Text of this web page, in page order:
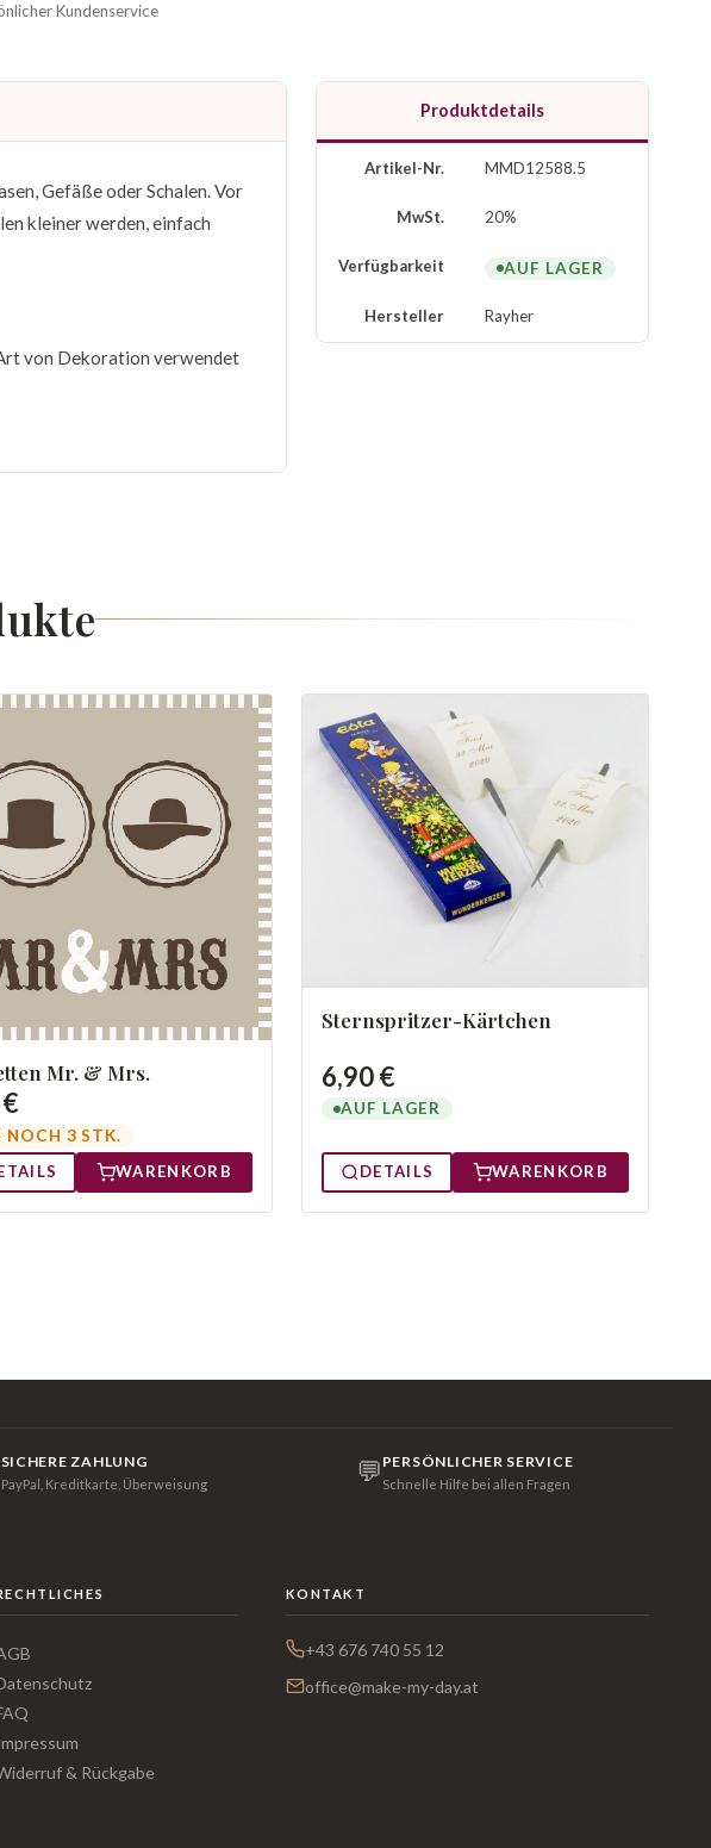
Kundenservice
Gefäße oder Schalen. Vor
kleiner werden, einfach
von Dekoration verwendet
Produktdetails
Artikel-Nr. MMD12588.5
MwSt. 20%
Verfügbarkeit AUF LAGER
Hersteller Rayher
Mr. & Mrs.
NOCH 3 STK.
WARENKORB
Sternspritzer-Kärtchen
6,90 €
AUF LAGER
DETAILS WARENKORB
SICHERE ZAHLUNG
PayPal, Kreditkarte, Überweisung 💬 PERSÖNLICHER SERVICE
Schnelle Hilfe bei allen Fragen
& Rückgabe
KONTAKT
+43 676 740 55 12
office@make-my-day.at